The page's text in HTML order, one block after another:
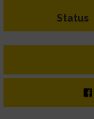
Status